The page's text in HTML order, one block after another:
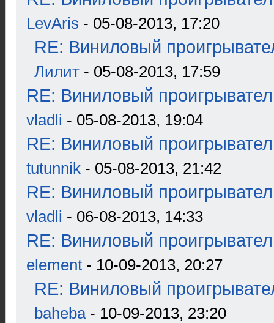
LevAris - 05-08-2013, 17:20
RE: Виниловый
Лилит - 05-08-2013, 17:59
RE: Виниловый
vladli - 05-08-2013, 19:04
RE: Виниловый
tutunnik - 05-08-2013, 21:42
RE: Виниловый
vladli - 06-08-2013, 14:33
RE: Виниловый
element - 10-09-2013, 20:27
RE: Виниловый
baheba- 10-09-2013, 23:20